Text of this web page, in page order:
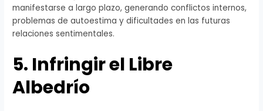
manifestarse a largo plazo, generando conflictos internos,
problemas de autoestima y dificultades en las futuras
relaciones sentimentales.
5. Infringir el Libre
Albedrío